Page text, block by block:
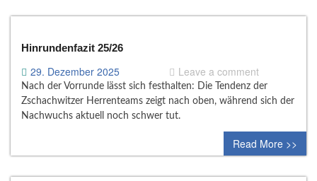
Hinrundenfazit 25/26
29. Dezember 2025 Leave a comment
Nach der Vorrunde lässt sich festhalten: Die Tendenz der
Zschachwitzer Herrenteams zeigt nach oben, während sich der
Nachwuchs aktuell noch schwer tut.
Read More >>